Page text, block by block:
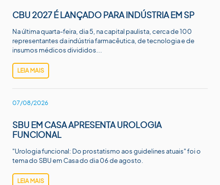
CBU 2027 É LANÇADO PARA INDÚSTRIA EM SP
Na última quarta-feira, dia 5, na capital paulista, cerca de 100
representantes da indústria farmacêutica, de tecnologia e de
insumos médicos divididos...
LEIA MAIS
07/08/2026
SBU EM CASA APRESENTA UROLOGIA
FUNCIONAL
"Urologia funcional: Do prostatismo aos guidelines atuais" foi o
tema do SBU em Casa do dia 06 de agosto.
LEIA MAIS